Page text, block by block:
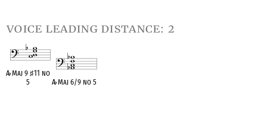
voice leading distance: 2
A♭Maj 9 ♯11 no
5
A♭Maj 6/9 no 5